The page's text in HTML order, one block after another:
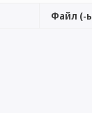
Файл (-